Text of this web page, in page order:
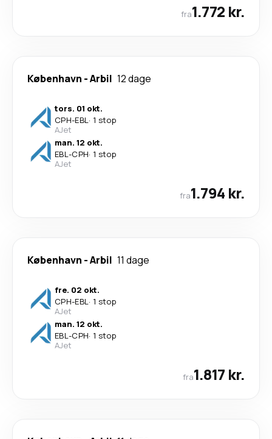
fra1.772 kr.
København -Arbil 12 dage
tors. 01 okt.
CPH-EBL· 1 stop
AJet
man. 12 okt.
EBL-CPH· 1 stop
AJet
fra1.794 kr.
København -Arbil 11 dage
fre. 02 okt.
CPH-EBL· 1 stop
AJet
man. 12 okt.
EBL-CPH· 1 stop
AJet
fra1.817 kr.